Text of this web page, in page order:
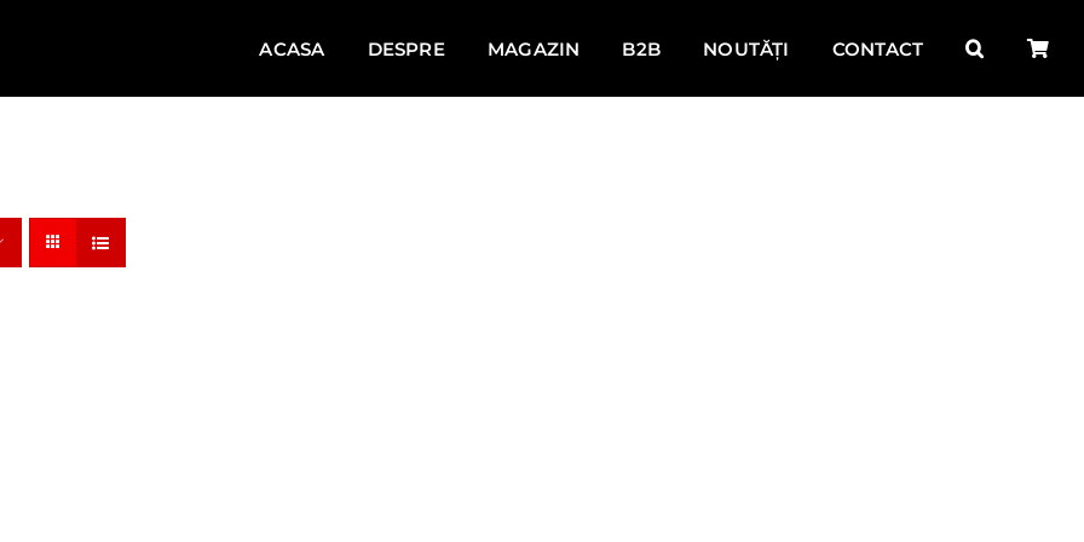
ACASA DESPRE MAGAZIN B2B NOUTĂȚI CONTACT